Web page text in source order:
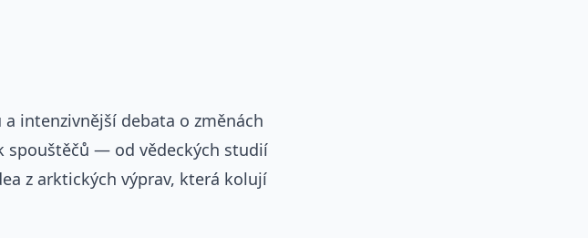
intenzivnější debata o změnách
spouštěčů — od vědeckých studií
z arktických výprav, která kolují